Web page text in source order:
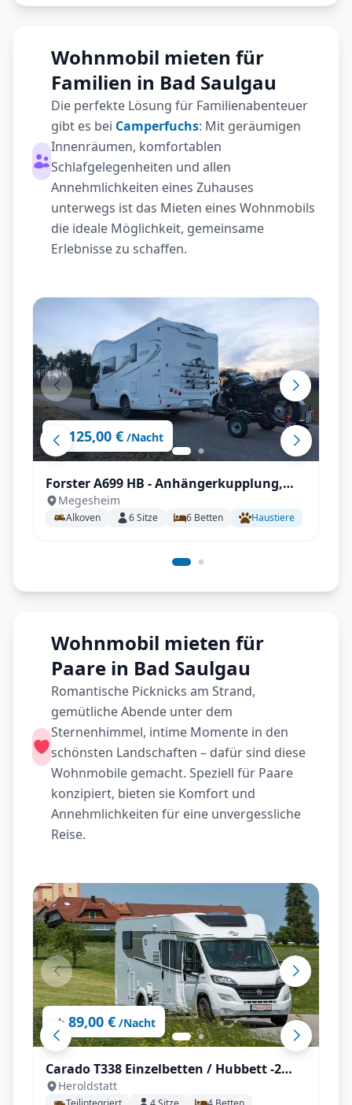
Wohnmobil mieten für
Familien in Bad Saulgau
Die perfekte Lösung für Familienabenteuer
gibt es bei Camperfuchs: Mit geräumigen
Innenräumen, komfortablen
Schlafgelegenheiten und allen
Annehmlichkeiten eines Zuhauses
unterwegs ist das Mieten eines Wohnmobils
die ideale Möglichkeit, gemeinsame
Erlebnisse zu schaffen.
ab 125,00 € /Nacht
Forster A699 HB - Anhängerkupplung,
Markise, Fahrradträger,
Fahrerhausverdunklung uvm.
Megesheim
Alkoven 6Sitze 6 Betten Haustiere
Wohnmobil mieten für
Paare in Bad Saulgau
Romantische Picknicks am Strand,
gemütliche Abende unter dem
Sternenhimmel, intime Momente in den
schönsten Landschaften – dafür sind diese
Wohnmobile gemacht. Speziell für Paare
konzipiert, bieten sie Komfort und
Annehmlichkeiten für eine unvergessliche
Reise.
ab 89,00 € /Nacht
Carado T338 Einzelbetten / Hubbett -2
(Navi, Sat, TV, Markise, Kamera, Tisch,
Heroldstatt